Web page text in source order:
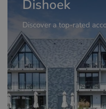
Dishoek
Discover a top-rated